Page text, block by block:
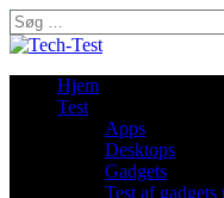
Søg
efter:
Hjem
Test
Apps
Desktops
Gadgets
Test af